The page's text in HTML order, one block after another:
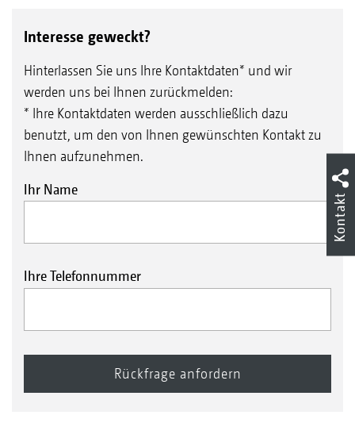
Interesse geweckt?
Hinterlassen Sie uns Ihre Kontaktdaten* und wir
werden uns bei Ihnen zurückmelden:
* Ihre Kontaktdaten werden ausschließlich dazu
benutzt, um den von Ihnen gewünschten Kontakt zu
Ihnen aufzunehmen.
Ihr Name
Ihre Telefonnummer
Kontakt